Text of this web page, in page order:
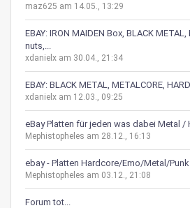
maz625 am 14.05., 13:29
EBAY: IRON MAIDEN Box, BLACK
nuts,...
xdanielx am 30.04., 21:34
EBAY: BLACK METAL, METALCORE,
xdanielx am 12.03., 09:25
eBay Platten für jeden was dabei Metal /
Mephistopheles am 28.12., 16:13
ebay - Platten Hardcore/Emo/Metal/Punk
Mephistopheles am 03.12., 21:08
Forum tot...